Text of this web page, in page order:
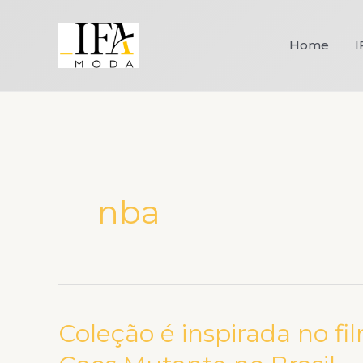
Home
nba
Coleção é inspirada no
Coleção